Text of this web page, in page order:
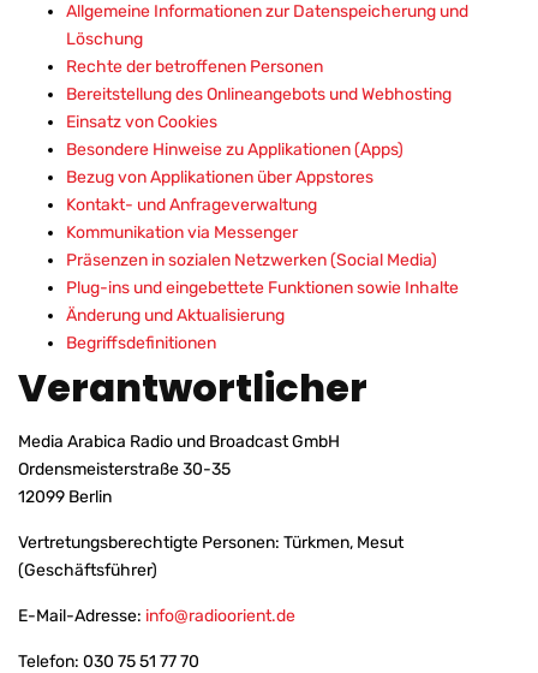
Allgemeine Informationen zur Datenspeicherung und
Löschung
Rechte der betroffenen Personen
Bereitstellung des Onlineangebots und Webhosting
Einsatz von Cookies
Besondere Hinweise zu Applikationen (Apps)
Bezug von Applikationen über Appstores
Kontakt- und Anfrageverwaltung
Kommunikation via Messenger
Präsenzen in sozialen Netzwerken (Social Media)
Plug-ins und eingebettete Funktionen sowie Inhalte
Änderung und Aktualisierung
Begriffsdefinitionen
Verantwortlicher
Media Arabica Radio und Broadcast GmbH
Ordensmeisterstraße 30-35
12099 Berlin
Vertretungsberechtigte Personen: Türkmen, Mesut
(Geschäftsführer)
E-Mail-Adresse: info@radioorient.de
Telefon: 030 75 51 77 70